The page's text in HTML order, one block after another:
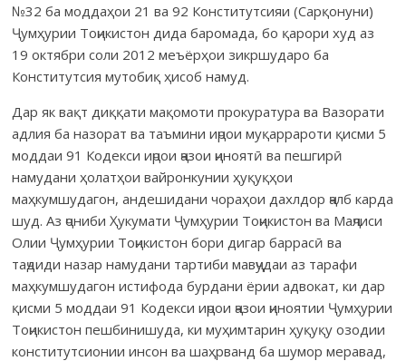
№32 ба моддаҳои 21 ва 92 Конститутсияи (Сарқонуни)
Ҷумҳурии Тоҷикистон дида баромада, бо қарори худ аз
19 октябри соли 2012 меъёрҳои зикршударо ба
Конститутсия мутобиқ ҳисоб намуд.
Дар як вақт диққати мақомоти прокуратура ва Вазорати
адлия ба назорат ва таъмини иҷрои муқаррароти қисми 5
моддаи 91 Кодекси иҷрои ҷазои ҷиноятӣ ва пешгирӣ
намудани ҳолатҳои вайронкунии ҳуқуқҳои
маҳкумшудагон, андешидани чораҳои дахлдор ҷалб карда
шуд. Аз ҷониби Ҳукумати Ҷумҳурии Тоҷикистон ва Маҷлиси
Олии Ҷумҳурии Тоҷикистон бори дигар баррасӣ ва
таҷдиди назар намудани тартиби мавҷудаи аз тарафи
маҳкумшудагон истифода бурдани ёрии адвокат, ки дар
қисми 5 моддаи 91 Кодекси иҷрои ҷазои ҷиноятии Ҷумҳурии
Тоҷикистон пешбинишуда, ки муҳимтарин ҳуқуқу озодии
конститутсионии инсон ва шаҳрванд ба шумор меравад,